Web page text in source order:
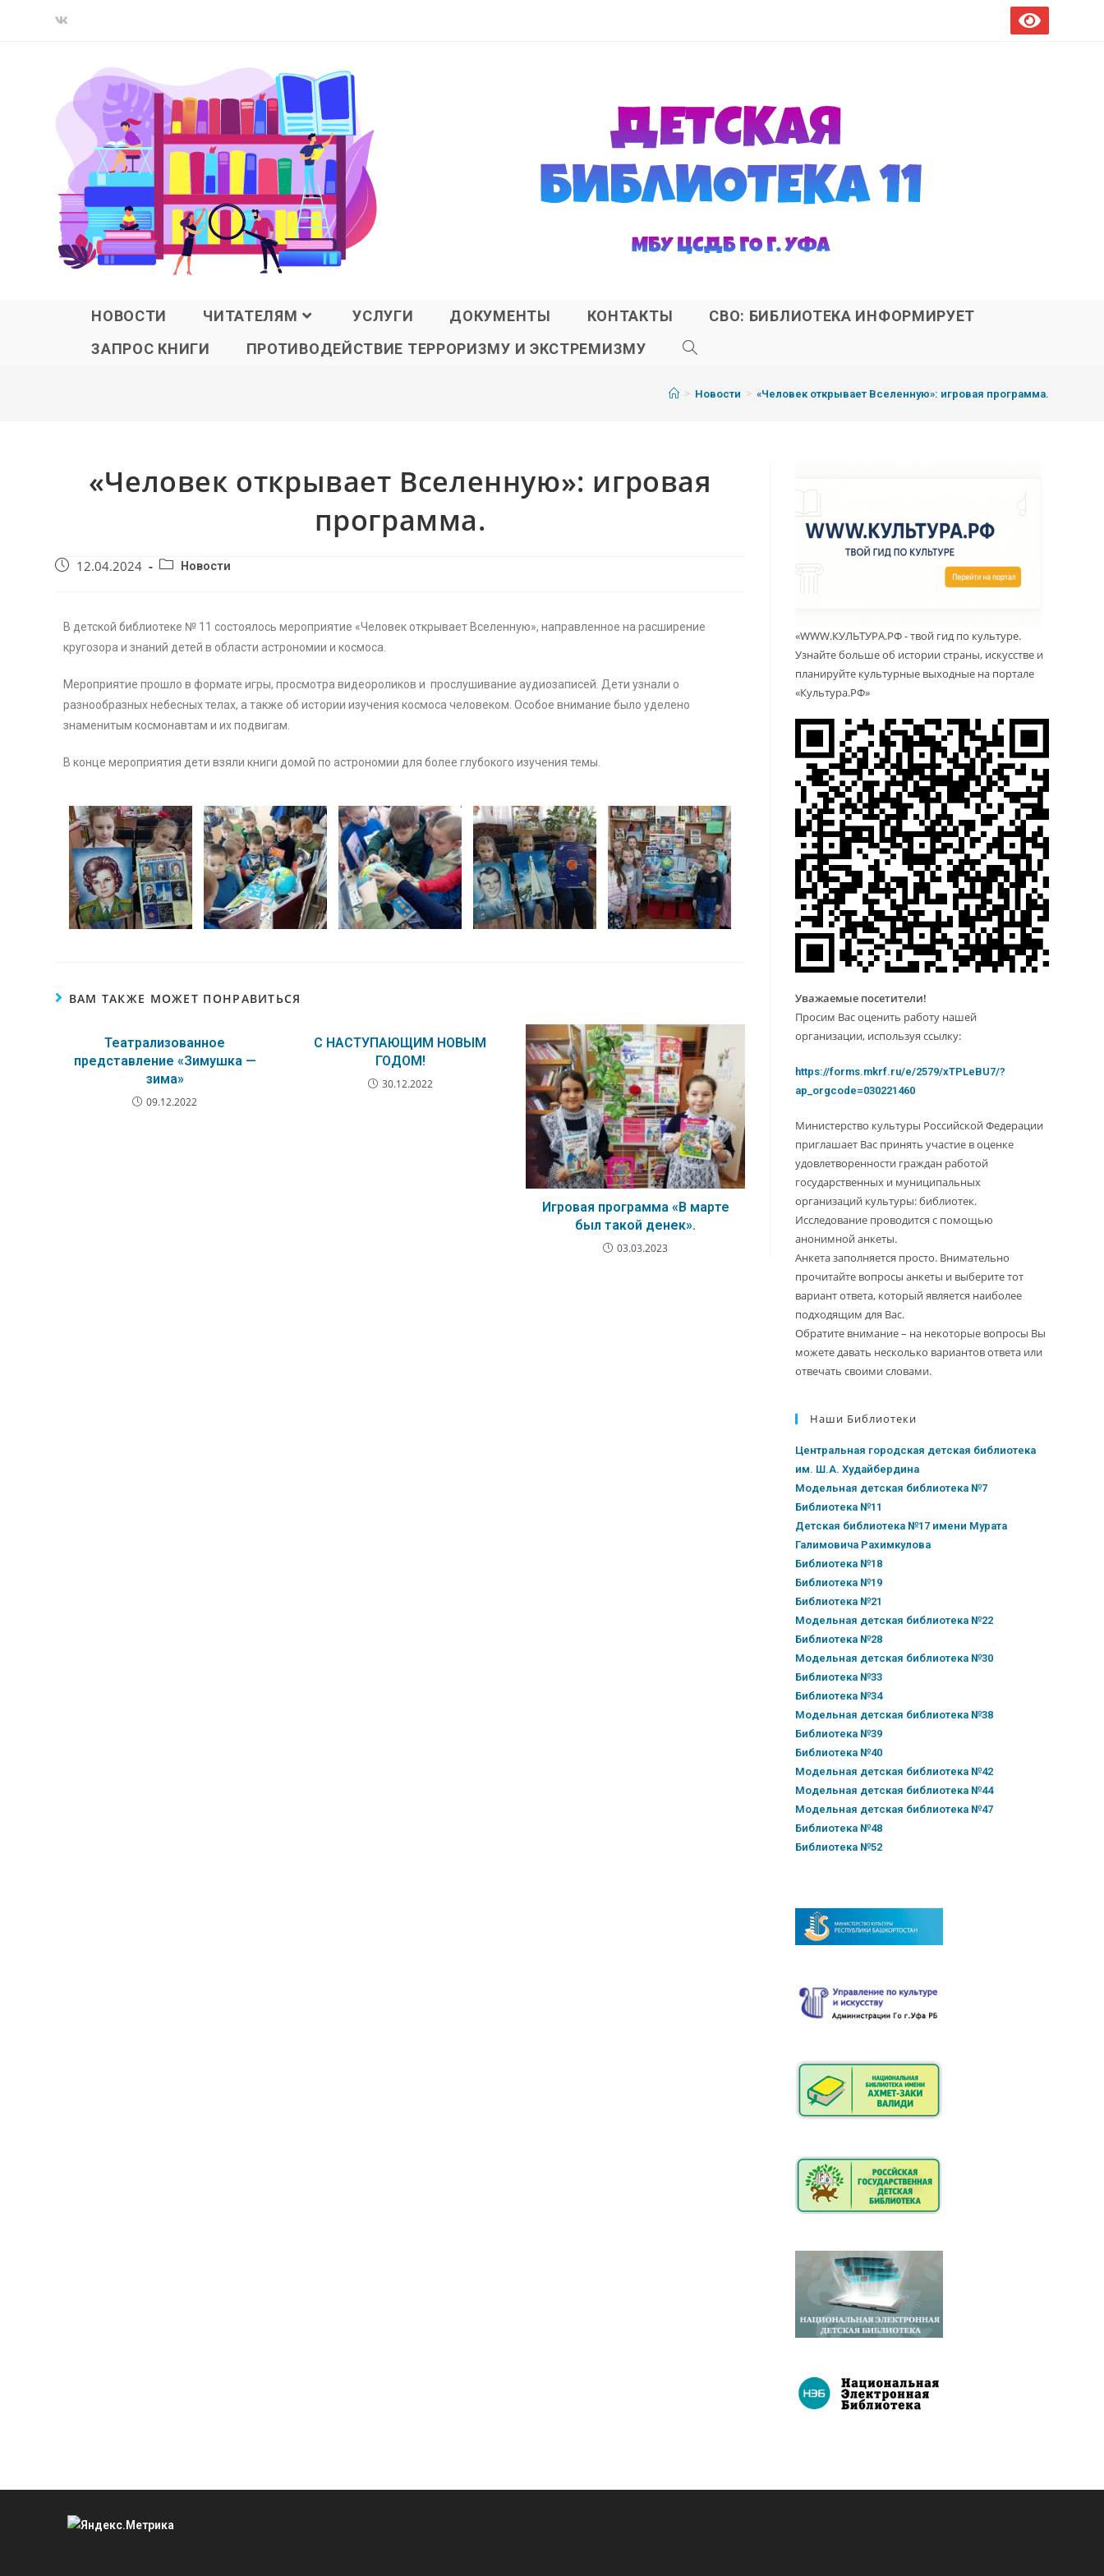
НОВОСТИ ЧИТАТЕЛЯМ УСЛУГИ ДОКУМЕНТЫ КОНТАКТЫ
СВО: БИБЛИОТЕКА ИНФОРМИРУЕТ
ЗАПРОС КНИГИ
ПРОТИВОДЕЙСТВИЕ ТЕРРОРИЗМУ И ЭКСТРЕМИЗМУ
> Новости > «Человек открывает Вселенную»: игровая программа.
«Человек открывает Вселенную»: игровая
программа.
12.04.2024 Новости
В детской библиотеке № 11 состоялось мероприятие «Человек открывает Вселенную», направленное на расширение
кругозора и знаний детей в области астрономии и космоса.
Мероприятие прошло в формате игры, просмотра видеороликов и прослушивание аудиозаписей. Дети узнали о
разнообразных небесных телах, а также об истории изучения космоса человеком. Особое внимание было уделено
знаменитым космонавтам и их подвигам.
В конце мероприятия дети взяли книги домой по астрономии для более глубокого изучения темы.
ВАМ ТАКЖЕ МОЖЕТ ПОНРАВИТЬСЯ
Театрализованное
представление «Зимушка —
зима»
09.12.2022
С НАСТУПАЮЩИМ НОВЫМ
ГОДОМ!
30.12.2022
Игровая программа «В марте
был такой денек».
03.03.2023
«WWW.КУЛЬТУРА.РФ - твой гид по культуре.
Узнайте больше об истории страны, искусстве и
планируйте культурные выходные на портале
«Культура.РФ»
Уважаемые посетители!
Просим Вас оценить работу нашей
организации, используя ссылку:
https://forms.mkrf.ru/e/2579/xTPLeBU7/?
ap_orgcode=030221460
Министерство культуры Российской Федерации
приглашает Вас принять участие в оценке
удовлетворенности граждан работой
государственных и муниципальных
организаций культуры: библиотек.
Исследование проводится с помощью
анонимной анкеты.
Анкета заполняется просто. Внимательно
прочитайте вопросы анкеты и выберите тот
вариант ответа, который является наиболее
подходящим для Вас.
Обратите внимание – на некоторые вопросы Вы
можете давать несколько вариантов ответа или
отвечать своими словами.
Наши Библиотеки
Центральная городская детская библиотека
им. Ш.А. Худайбердина
Модельная детская библиотека №7
Библиотека №11
Детская библиотека №17 имени Мурата
Галимовича Рахимкулова
Библиотека №18
Библиотека №19
Библиотека №21
Модельная детская библиотека №22
Библиотека №28
Модельная детская библиотека №30
Библиотека №33
Библиотека №34
Модельная детская библиотека №38
Библиотека №39
Библиотека №40
Модельная детская библиотека №42
Модельная детская библиотека №44
Модельная детская библиотека №47
Библиотека №48
Библиотека №52